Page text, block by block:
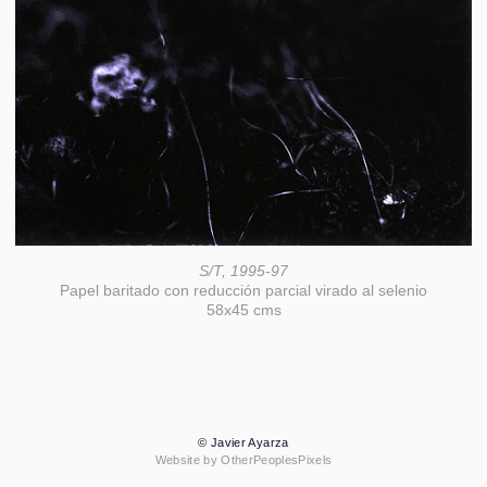
S/T, 1995-97
Papel baritado con reducción parcial virado al selenio
58x45 cms
© Javier Ayarza
Website by OtherPeoplesPixels